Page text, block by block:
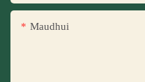
Maudhui